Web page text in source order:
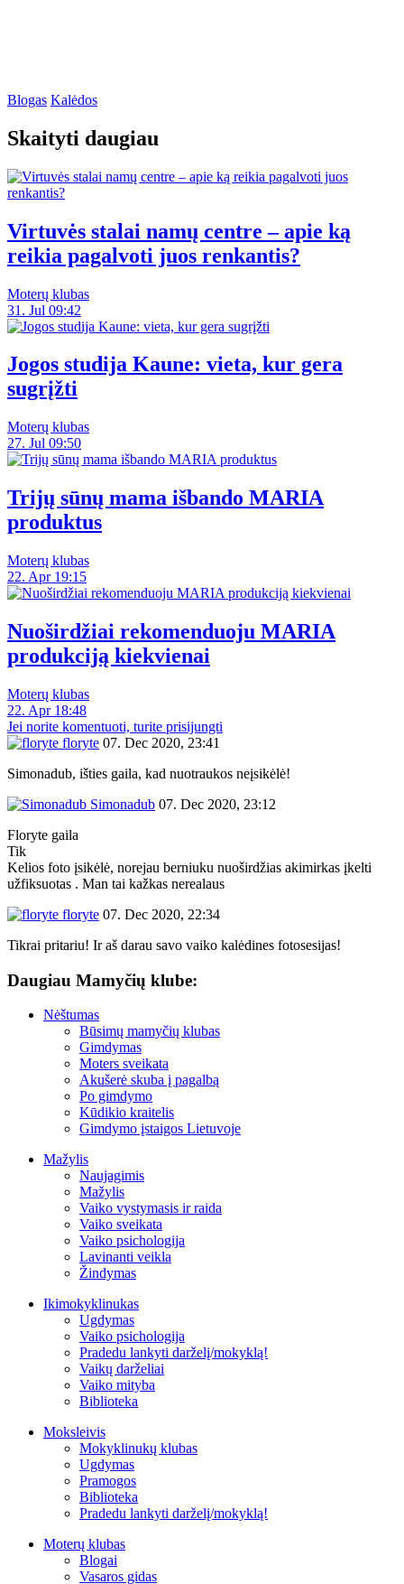
Blogas Kalėdos
Skaityti daugiau
Virtuvės stalai namų centre – apie ką
reikia pagalvoti juos renkantis?
Moterų klubas
31. Jul 09:42
Jogos studija Kaune: vieta, kur gera
sugrįžti
Moterų klubas
27. Jul 09:50
Trijų sūnų mama išbando MARIA
produktus
Moterų klubas
22. Apr 19:15
Nuoširdžiai rekomenduoju MARIA
produkciją kiekvienai
Moterų klubas
22. Apr 18:48
Jei norite komentuoti, turite prisijungti
floryte 07. Dec 2020, 23:41
Simonadub, išties gaila, kad nuotraukos neįsikėlė!
Simonadub 07. Dec 2020, 23:12
Floryte gaila
Tik
Kelios foto įsikėlė, norejau berniuku nuoširdžias akimirkas įkelti
užfiksuotas . Man tai kažkas nerealaus
floryte 07. Dec 2020, 22:34
Tikrai pritariu! Ir aš darau savo vaiko kalėdines fotosesijas!
Daugiau Mamyčių klube:
Nėštumas
Būsimų mamyčių klubas
Gimdymas
Moters sveikata
Akušerė skuba į pagalbą
Po gimdymo
Kūdikio kraitelis
Gimdymo įstaigos Lietuvoje
Mažylis
Naujagimis
Mažylis
Vaiko vystymasis ir raida
Vaiko sveikata
Vaiko psichologija
Lavinanti veikla
Žindymas
Ikimokyklinukas
Ugdymas
Vaiko psichologija
Pradedu lankyti darželį/mokyklą!
Vaikų darželiai
Vaiko mityba
Biblioteka
Moksleivis
Mokyklinukų klubas
Ugdymas
Pramogos
Biblioteka
Pradedu lankyti darželį/mokyklą!
Moterų klubas
Blogai
Vasaros gidas